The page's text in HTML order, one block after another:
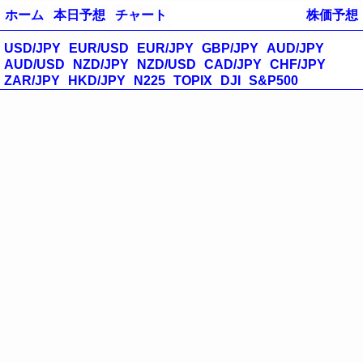
株価予想
ホーム 本日予想 チャート
USD/JPY EUR/USD EUR/JPY GBP/JPY AUD/JPY
AUD/USD
NZD/JPY NZD/USD CAD/JPY CHF/JPY
ZAR/JPY
HKD/JPY N225 TOPIX DJI S&P500